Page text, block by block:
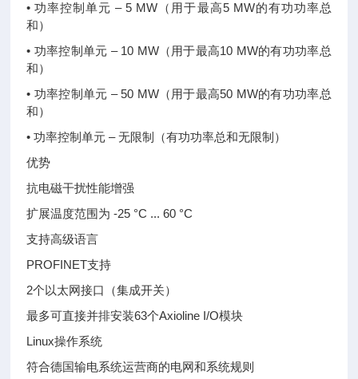
• 功率控制单元 – 5 MW（用于最高5 MW的有功功率总
和）
• 功率控制单元 – 10 MW（用于最高10 MW的有功功率总
和）
• 功率控制单元 – 50 MW（用于最高50 MW的有功功率总
和）
• 功率控制单元 – 无限制（有功功率总和无限制）
优势
抗电磁干扰性能增强
扩展温度范围为 -25 °C ... 60 °C
支持高级语言
PROFINET支持
2个以太网接口（集成开关）
最多可直接并排安装63个Axioline I/O模块
Linux操作系统
符合德国输电系统运营商的电网和系统规则